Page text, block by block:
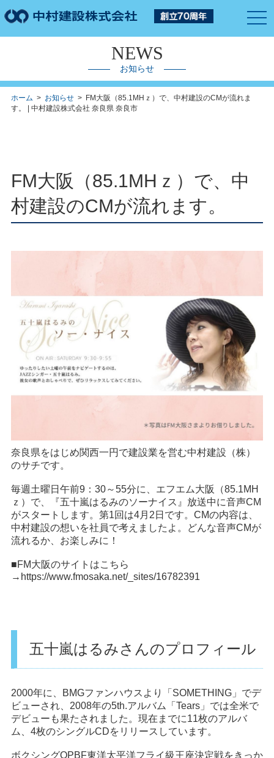
NEWS
お知らせ
ホーム > お知らせ> FM大阪（85.1MHｚ）で、中村建設のCMが流れま
す。 | 中村建設株式会社 奈良県 奈良市
FM大阪（85.1MHｚ）で、中
村建設のCMが流れます。
奈良県をはじめ関西一円で建設業を営む中村建設（株）
のサチです。
毎週土曜日午前9：30～55分に、エフエム大阪（85.1MH
ｚ）で、『五十嵐はるみのソーナイス』放送中に音声CM
がスタートします。第1回は4月2日です。CMの内容は、
中村建設の想いを社員で考えましたよ。どんな音声CMが
流れるか、お楽しみに！
■FM大阪のサイトはこちら
→ https://www.fmosaka.net/_sites/16782391
五十嵐はるみさんのプロフィール
2000年に、BMGファンハウスより「SOMETHING」でデ
ビューされ、2008年の5th.アルバム「Tears」では全米で
デビューも果たされました。現在までに11枚のアルバ
ム、4枚のシングルCDをリリースしています。
ボクシングOPBF東洋太平洋フライ級王座決定戦をきっか